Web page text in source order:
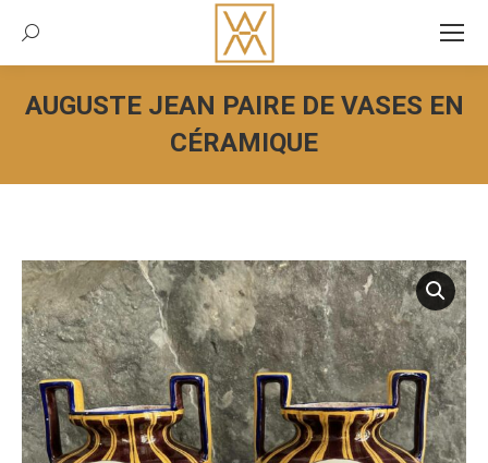
Recherche:
AUGUSTE JEAN PAIRE DE VASES EN
CÉRAMIQUE
Vous êtes ici :